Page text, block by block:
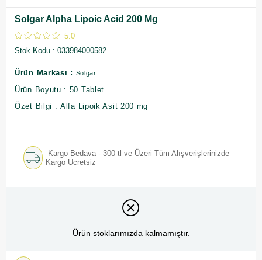
Solgar Alpha Lipoic Acid 200 Mg
5.0
Stok Kodu
033984000582
Ürün Markası : Solgar
Ürün Boyutu : 50 Tablet
Özet Bilgi : Alfa Lipoik Asit 200 mg
Kargo Bedava - 300 tl ve Üzeri Tüm Alışverişlerinizde
Kargo Ücretsiz
Ürün stoklarımızda kalmamıştır.